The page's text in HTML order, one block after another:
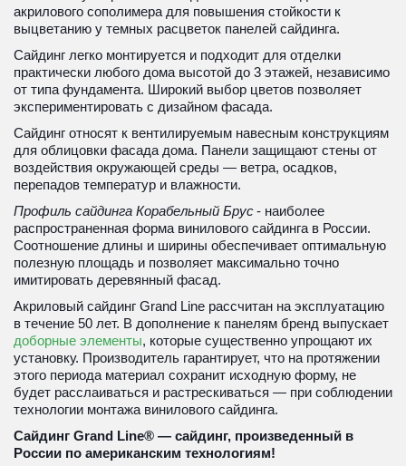
акрилового сополимера для повышения стойкости к
выцветанию у темных расцветок панелей сайдинга.
Сайдинг легко монтируется и подходит для отделки
практически любого дома высотой до 3 этажей, независимо
от типа фундамента. Широкий выбор цветов позволяет
экспериментировать с дизайном фасада.
Сайдинг относят к вентилируемым навесным конструкциям
для облицовки фасада дома. Панели защищают стены от
воздействия окружающей среды — ветра, осадков,
перепадов температур и влажности.
Профиль сайдинга Корабельный Брус - наиболее
распространенная форма винилового сайдинга в России.
Соотношение длины и ширины обеспечивает оптимальную
полезную площадь и позволяет максимально точно
имитировать деревянный фасад.
Акриловый сайдинг Grand Line рассчитан на эксплуатацию
доборные элементы, которые существенно упрощают их
установку. Производитель гарантирует, что на протяжении
этого периода материал сохранит исходную форму, не
будет расслаиваться и растрескиваться — при соблюдении
технологии монтажа винилового сайдинга.
Сайдинг Grand Line® — сайдинг, произведенный в
России по американским технологиям!